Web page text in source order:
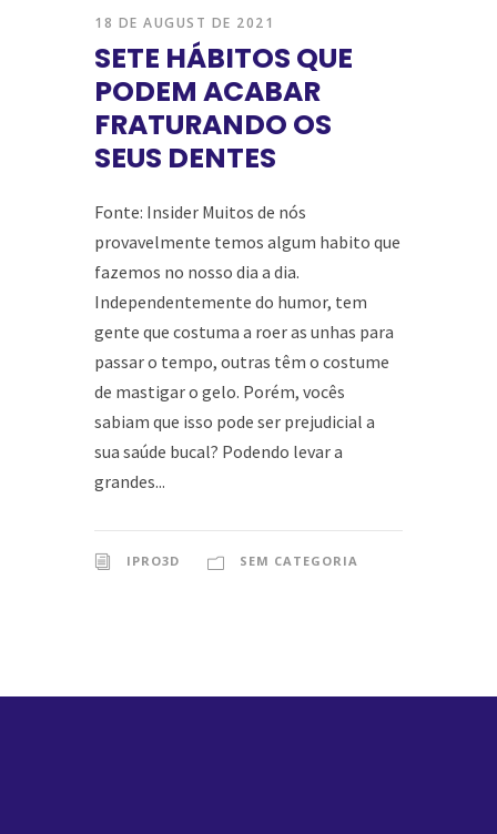
18 DE AUGUST DE 2021
SETE HÁBITOS QUE
PODEM ACABAR
FRATURANDO OS
SEUS DENTES
Fonte: Insider Muitos de nós
provavelmente temos algum habito que
fazemos no nosso dia a dia.
Independentemente do humor, tem
gente que costuma a roer as unhas para
passar o tempo, outras têm o costume
de mastigar o gelo. Porém, vocês
sabiam que isso pode ser prejudicial a
sua saúde bucal? Podendo levar a
grandes...
IPRO3D SEM CATEGORIA